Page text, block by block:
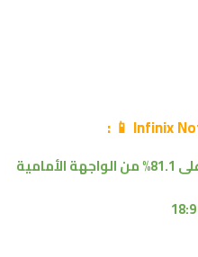
📱 :
من
الواجهة الأمامية